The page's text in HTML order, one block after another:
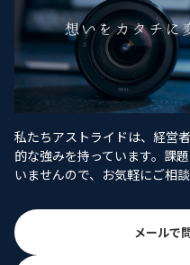
私たちアストライドは、経営
的な強みを持っています。課
いませんので、お気軽にご相談
メールで